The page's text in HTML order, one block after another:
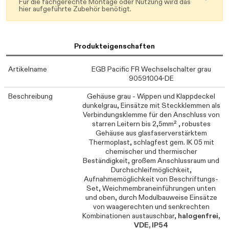
hier aufgeführte Zubehör benötigt.
Produkteigenschaften
Artikelname
EGB Pacific FR Wechselschalter grau
90591004-DE
Beschreibung
Gehäuse grau - Wippen und Klappdeckel
dunkelgrau, Einsätze mit Steckklemmen als
Verbindungsklemme für den Anschluss von
starren Leitern bis 2,5mm² , robustes
Gehäuse aus glasfaserverstärktem
Thermoplast, schlagfest gem. IK 05 mit
chemischer und thermischer
Beständigkeit, großem Anschlussraum und
Durchschleifmöglichkeit,
Aufnahmemöglichkeit von Beschriftungs-
Set, Weichmembraneinführungen unten
und oben, durch Modulbauweise Einsätze
von waagerechten und senkrechten
Kombinationen austauschbar, halogenfrei,
VDE, IP54